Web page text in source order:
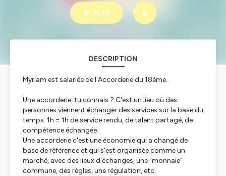
PLAY
DESCRIPTION
Myriam est salariée de l'Accorderie du 18ème.
Une accorderie, tu connais ? C'est un lieu où des
personnes viennent échanger des services sur la base du
temps. 1h = 1h de service rendu, de talent partagé, de
compétence échangée.
Une accorderie c'est une économie qui a changé de
base de référence et qui s'est organisée comme un
marché, avec des lieux d'échanges, une "monnaie"
commune, des règles, une régulation, etc.